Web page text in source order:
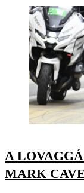
A
MARK